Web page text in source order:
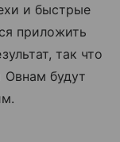
и быстрые
приложить
так что
Овнам будут